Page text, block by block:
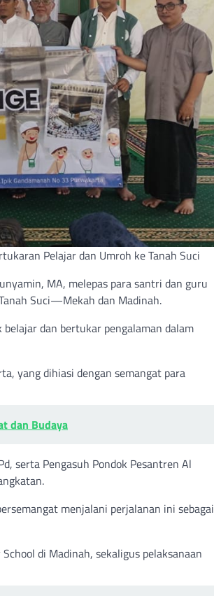
Pelajar dan Umroh ke Tanah Suci
MA, melepas para santri dan guru
Suci—Mekah dan Madinah.
dan bertukar pengalaman dalam
yang dihiasi dengan semangat para
dan Budaya
serta Pengasuh Pondok Pesantren Al
menjalani perjalanan ini sebagai
di Madinah, sekaligus pelaksanaan